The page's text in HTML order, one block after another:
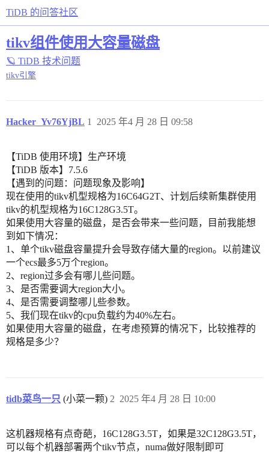
TiDB 的问答社区
tikv组件使用大容量磁盘
🪐 TiDB 技术问题
tikv引擎
Hacker_Yv76YjBL 2025 年4 月 28 日 09:58
1
【TiDB 使用环境】生产环境
【TiDB 版本】7.5.6
【遇到的问题：问题现象及影响】
现在使用的tikv机型规格为16C64G2T、计划后续新集群使用
tikv的机型规格为16C128G3.5T。
如果使用大容量的磁盘，是否会带来一些问题，目前我能想
到如下情况：
1、单个tikv磁盘容量提升会导致存储大量的region。以前建议
一个ecs最多5万个region。
2、region过多会有哪儿些问题。
3、是否需要调大region大小。
4、是否需要调整哪儿些参数。
5、我们现在tikv的cpu负载约为40%左右。
如果使用大容量的磁盘，在考虑预算的情况下，比较推荐的
规格是多少？
tidb菜鸟一只 (小菜一颗) 2025 年4 月 28 日 10:00
2
这机器规格有点奇葩，16C128G3.5T，如果是32C128G3.5T，
可以每个机器部署两个tikv节点，numa做好限制即可